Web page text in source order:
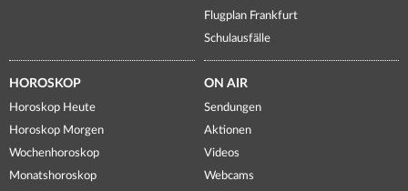
Flugplan Frankfurt
Schulausfälle
HOROSKOP
Horoskop Heute
Horoskop Morgen
Wochenhoroskop
Monatshoroskop
ON AIR
Sendungen
Aktionen
Videos
Webcams